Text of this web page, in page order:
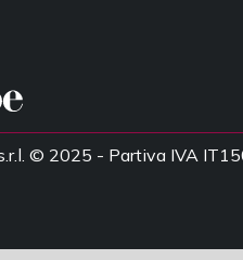
© 2025 - Partiva IVA